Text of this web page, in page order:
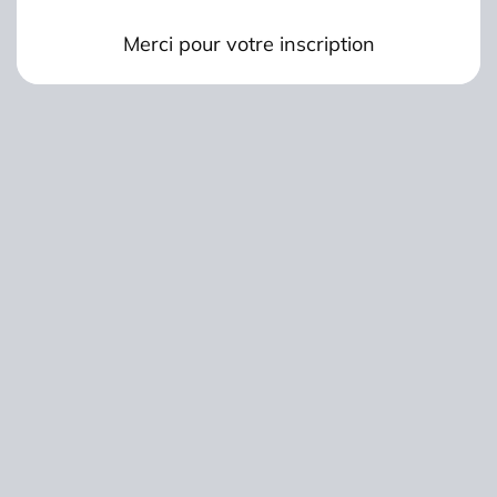
Merci pour votre inscription